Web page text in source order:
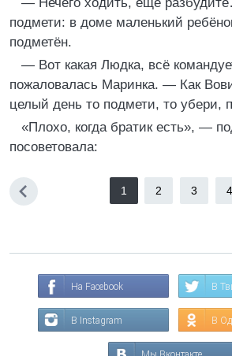
подмети: в доме маленький
подметён.
— Вот какая Людка, всё
пожаловалась Маринка. — Как
целый день то подмети, то убери,
«Плохо, когда братик есть», —
посоветовала:
1 2 3 4
На Facebook В
В Instagram В